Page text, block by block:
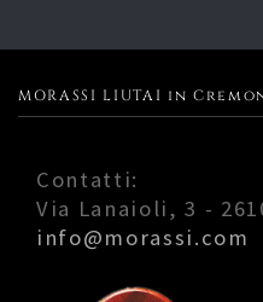
MORASSI LIUTAI in
Contatti:
Via Lanaioli, 3 -
info@morassi.com